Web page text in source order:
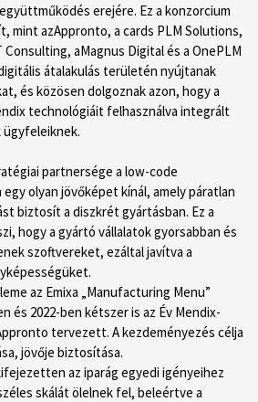
erejére. Ez a konzorcium
mint azAppronto, a cards PLM Solutions,
Consulting, aMagnus Digital és a OnePLM
átalakulás területén nyújtanak
és közösen dolgoznak azon, hogy a
technológiáit felhasználva integrált
ügyfeleiknek.
partnersége a low-code
olyan jövőképet kínál, amely páratlan
biztosít a diszkrét gyártásban. Ez a
hogy a gyártó vállalatok gyorsabban és
szoftvereket, ezáltal javítva a
az Emixa „Manufacturing Menu”
és 2022-ben kétszer is az Év Mendix-
tervezett. A kezdeményezés célja
jövője biztosítása.
az iparág egyedi igényeihez
skálát ölelnek fel, beleértve a